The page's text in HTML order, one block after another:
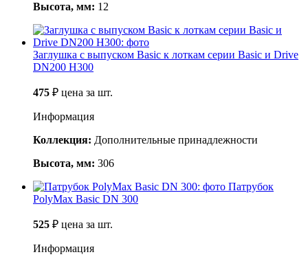
Высота, мм: 12
Заглушка с выпуском Basic к лоткам серии Basic и Drive
DN200 H300
475 ₽ цена за шт.
Информация
Коллекция: Дополнительные принадлежности
Высота, мм: 306
Патрубок
PolyMax Basic DN 300
525 ₽ цена за шт.
Информация